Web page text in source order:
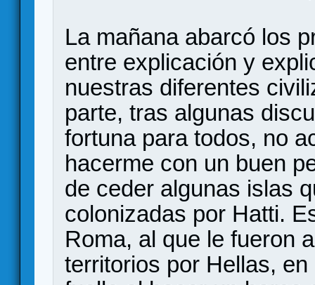
La mañana abarcó los
entre explicación y
nuestras diferentes
parte, tras algunas
fortuna para todos, no
hacerme con un buen
de ceder algunas islas
colonizadas por Hatti.
Roma, al que le fueron
territorios por Hellas,